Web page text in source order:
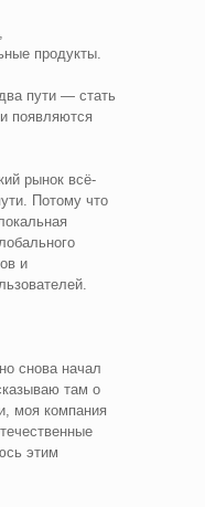
продукты.
пути — стать
появляются
рынок всё-
Потому что
и
снова начал
там о
моя компания
этим